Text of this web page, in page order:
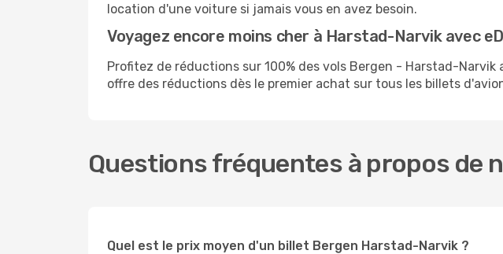
location d'une voiture si jamais vous en avez besoin.
Voyagez encore moins cher à Harstad-Narvik avec
Profitez de réductions sur 100% des vols Bergen - Harstad-
offre des réductions dès le premier achat sur tous les billets
Questions fréquentes à propos de
Quel est le prix moyen d'un billet Bergen Harstad-Narvik ?